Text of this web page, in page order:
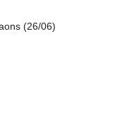
(26/06)